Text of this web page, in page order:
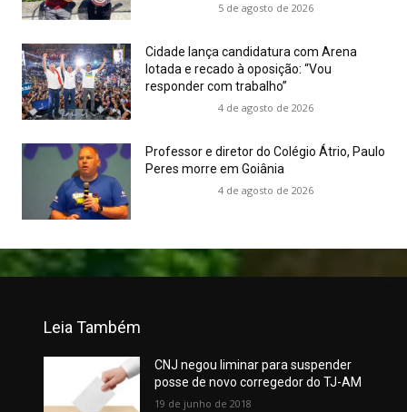
5 de agosto de 2026
Cidade lança candidatura com Arena
lotada e recado à oposição: “Vou
responder com trabalho”
4 de agosto de 2026
Professor e diretor do Colégio Átrio, Paulo
Peres morre em Goiânia
4 de agosto de 2026
Leia Também
CNJ negou liminar para suspender
posse de novo corregedor do TJ-AM
19 de junho de 2018